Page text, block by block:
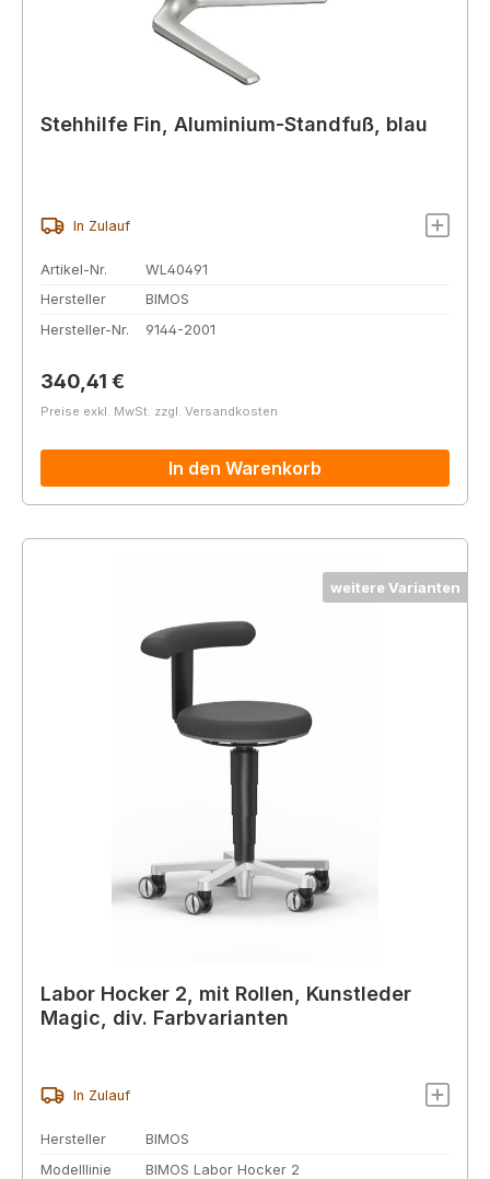
Stehhilfe Fin, Aluminium-Standfuß, blau
In Zulauf
Artikel-Nr.
WL40491
Hersteller
BIMOS
Hersteller-Nr.
9144-2001
Regulärer Preis:
340,41 €
Preise exkl. MwSt. zzgl. Versandkosten
In den Warenkorb
weitere Varianten
Labor Hocker 2, mit Rollen, Kunstleder
Magic, div. Farbvarianten
In Zulauf
Hersteller
BIMOS
Modelllinie
BIMOS Labor Hocker 2